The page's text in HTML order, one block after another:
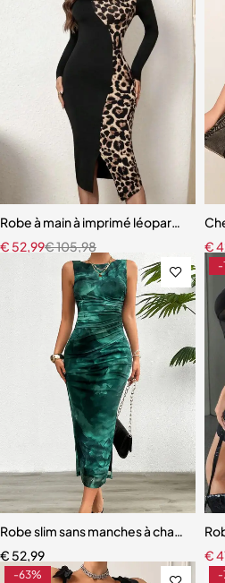
Robe à main à imprimé léopard, Slim
€105,98
€ 52,99 €
Robe slim sans manches à
€ 52,99
-
€
-63% -